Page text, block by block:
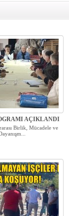
AÇIKLANDI
Birlik, Mücadele ve